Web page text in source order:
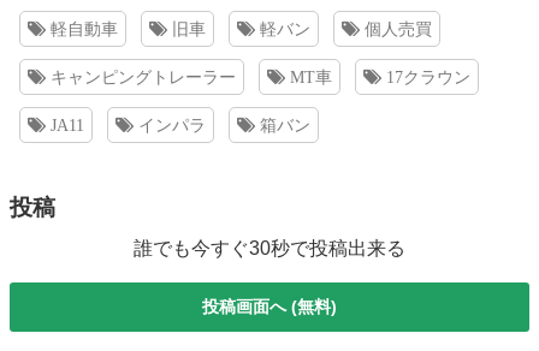
軽自動車 旧車 軽バン 個人売買
キャンピングトレーラー MT車 17クラウン
JA11 インパラ 箱バン
投稿
誰でも今すぐ30秒で投稿出来る
投稿画面へ (無料)